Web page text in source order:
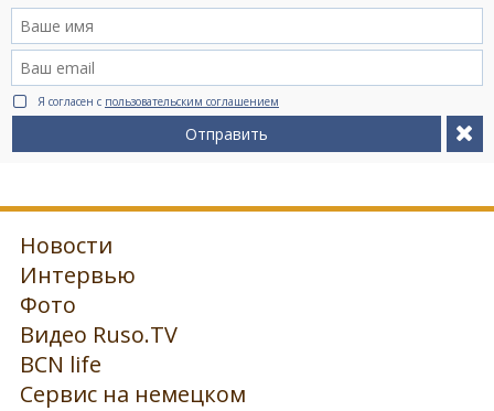
Я согласен с пользовательским соглашением
Отправить
Новости
Интервью
Фото
Видео Ruso.TV
BCN life
Сервис на немецком